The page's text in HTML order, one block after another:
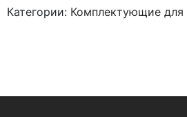
Категории: Комплектующие для